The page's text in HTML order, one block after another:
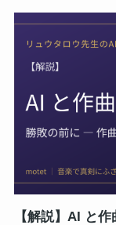
【解説】AI と